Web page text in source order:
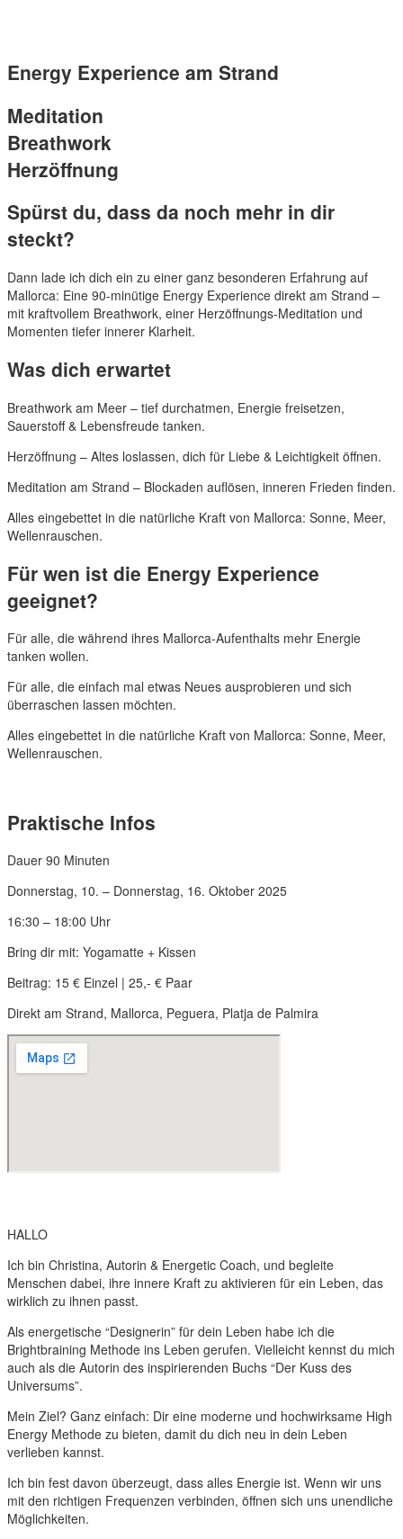
Energy Experience am Strand
Meditation
Breathwork
Herzöffnung
Spürst du, dass da noch mehr in dir
steckt?
Dann lade ich dich ein zu einer ganz besonderen Erfahrung auf
Mallorca: Eine 90-minütige Energy Experience direkt am Strand –
mit kraftvollem Breathwork, einer Herzöffnungs-Meditation und
Momenten tiefer innerer Klarheit.
Was dich erwartet
Breathwork am Meer – tief durchatmen, Energie freisetzen,
Sauerstoff & Lebensfreude tanken.
Herzöffnung – Altes loslassen, dich für Liebe & Leichtigkeit öffnen.
Meditation am Strand – Blockaden auflösen, inneren Frieden finden.
Alles eingebettet in die natürliche Kraft von Mallorca: Sonne, Meer,
Wellenrauschen.
Für wen ist die Energy Experience
geeignet?
Für alle, die während ihres Mallorca-Aufenthalts mehr Energie
tanken wollen.
Für alle, die einfach mal etwas Neues ausprobieren und sich
überraschen lassen möchten.
Alles eingebettet in die natürliche Kraft von Mallorca: Sonne, Meer,
Wellenrauschen.
Praktische Infos
Dauer 90 Minuten
Donnerstag, 10. – Donnerstag, 16. Oktober 2025
16:30 – 18:00 Uhr
Bring dir mit: Yogamatte + Kissen
Beitrag: 15 € Einzel | 25,- € Paar
Direkt am Strand, Mallorca, Peguera, Platja de Palmira
HALLO
Ich bin Christina, Autorin & Energetic Coach, und begleite
Menschen dabei, ihre innere Kraft zu aktivieren für ein Leben, das
wirklich zu ihnen passt.
Als energetische “Designerin” für dein Leben habe ich die
Brightbraining Methode ins Leben gerufen. Vielleicht kennst du mich
auch als die Autorin des inspirierenden Buchs “Der Kuss des
Universums”.
Mein Ziel? Ganz einfach: Dir eine moderne und hochwirksame High
Energy Methode zu bieten, damit du dich neu in dein Leben
verlieben kannst.
Ich bin fest davon überzeugt, dass alles Energie ist. Wenn wir uns
mit den richtigen Frequenzen verbinden, öffnen sich uns unendliche
Möglichkeiten.